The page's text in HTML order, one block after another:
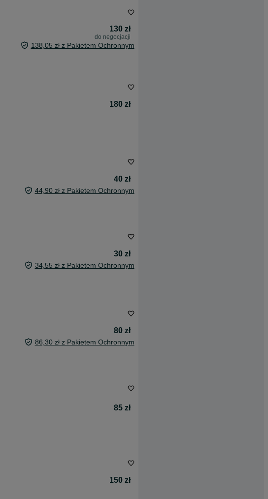
130 zł
do negocjacji
138,05 zł z Pakietem Ochronnym
180 zł
40 zł
44,90 zł z Pakietem Ochronnym
30 zł
34,55 zł z Pakietem Ochronnym
80 zł
86,30 zł z Pakietem Ochronnym
85 zł
150 zł